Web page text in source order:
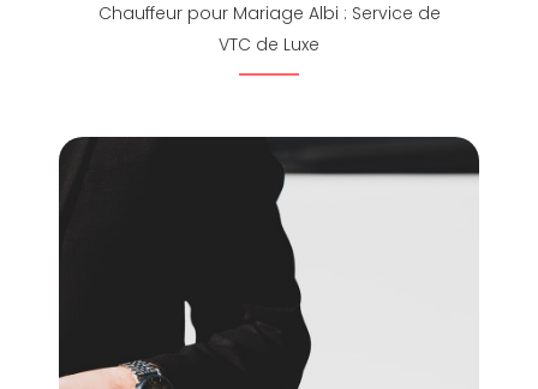
Chauffeur pour Mariage Albi : Service de
VTC de Luxe